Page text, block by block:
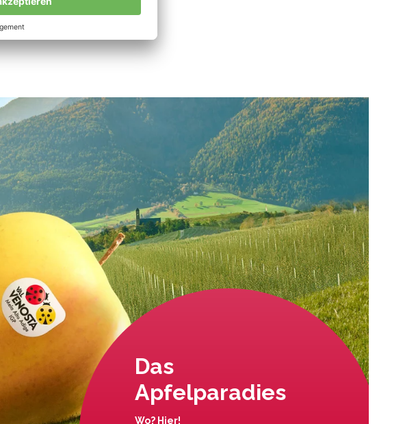
Das
Apfelparadies
Wo? Hier!